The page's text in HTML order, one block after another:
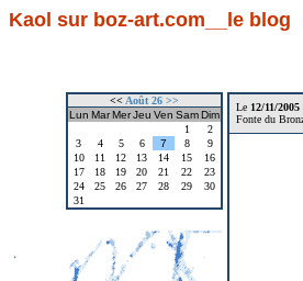
Kaol sur boz-art.com__le blog
<< Août 26 >>
Lun Mar Mer Jeu Ven Sam Dim
1
2
3
4 5 6 7 8
9
10
11 12 13 14 15
16
17
18 19 20 21 22
23
24
25 26 27 28 29
30
31
Le 12/11/2005
Fonte du